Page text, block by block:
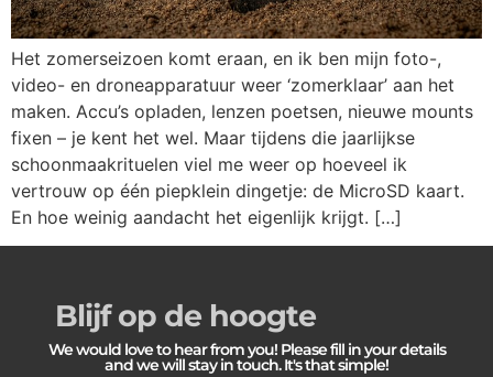
Het zomerseizoen komt eraan, en ik ben mijn foto-,
video- en droneapparatuur weer ‘zomerklaar’ aan het
maken. Accu’s opladen, lenzen poetsen, nieuwe mounts
fixen – je kent het wel. Maar tijdens die jaarlijkse
schoonmaakrituelen viel me weer op hoeveel ik
vertrouw op één piepklein dingetje: de MicroSD kaart.
En hoe weinig aandacht het eigenlijk krijgt. […]
Blijf op de hoogte
We would love to hear from you! Please fill in your details
and we will stay in touch. It's that simple!